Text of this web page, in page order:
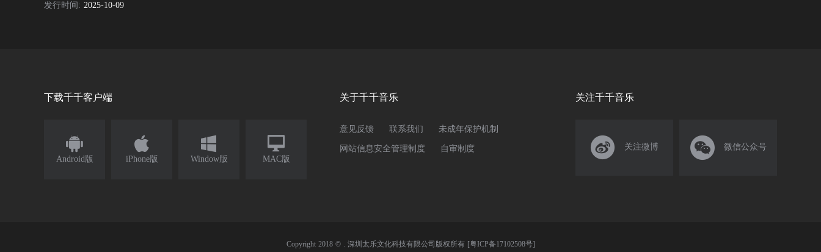
发行时间: 2025-10-09
下载千千客户端

Android版

iPhone版

Window版

MAC版
关于千千音乐
意见反馈 联系我们 未成年保护机制
网站信息安全管理制度 自审制度
关注千千音乐
 关注微博  微信公众号
Copyright 2018 © . 深圳太乐文化科技有限公司版权所有 [粤ICP备17102508号]